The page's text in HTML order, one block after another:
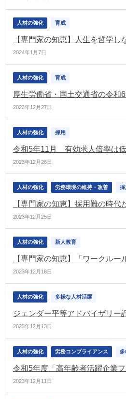
人材の強化 育成
【専門家の知恵】人生を哲学し
2024年1月7日
人材の強化 育成
2023年12月27日
人材の強化 採用
2023年12月26日
人材の強化 労務環境の維持・改善 採
2023年12月25日
人材の強化 新人教育
【専門家の知恵】「ワークルー
2023年12月18日
人材の強化 多様な人材活躍
2023年12月13日
人材の強化 労務コンプライアンス
2023年12月11日